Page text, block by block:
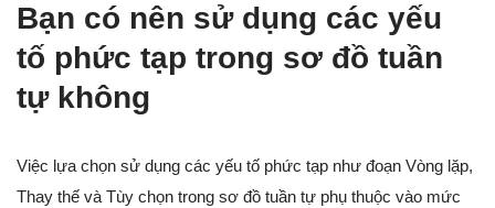
Bạn có nên sử dụng các yếu
tố phức tạp trong sơ đồ tuần
tự không
Việc lựa chọn sử dụng các yếu tố phức tạp như đoạn Vòng lặp,
Thay thế và Tùy chọn trong sơ đồ tuần tự phụ thuộc vào mức